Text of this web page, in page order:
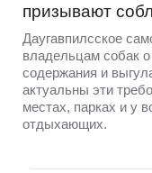
призывают
Даугавпилсское
владельцам собак
содержания и
актуальны эти
местах, парках и у
отдыхающих.